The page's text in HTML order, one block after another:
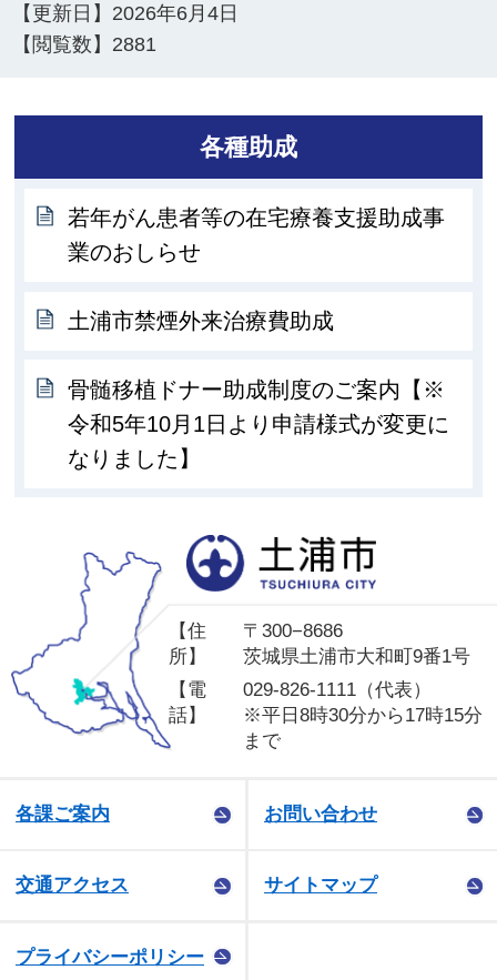
【更新日】 2026年6月4日
【閲覧数】 2881
各種助成
若年がん患者等の在宅療養支援助成事
業のおしらせ
土浦市禁煙外来治療費助成
骨髄移植ドナー助成制度のご案内【※
令和5年10月1日より申請様式が変更に
なりました】
【住
所】
〒300−8686
茨城県土浦市大和町9番1号
【電
話】
029-826-1111（代表）
※平日8時30分から17時15分
まで
各課ご案内 お問い合わせ
交通アクセス サイトマップ
プライバシーポリシー